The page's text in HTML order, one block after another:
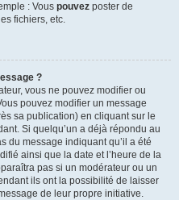
: Vous pouvez poster de
fichiers, etc.
?
vous ne pouvez modifier ou
pouvez modifier un message
sa publication) en cliquant sur le
Si quelqu’un a déjà répondu au
du message indiquant qu’il a été
ainsi que la date et l’heure de la
pas si un modérateur ou un
ils ont la possibilité de laisser
de leur propre initiative.